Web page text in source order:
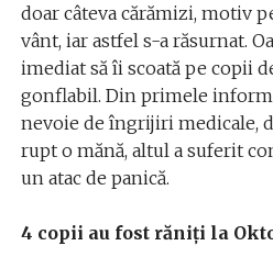
doar câteva cărămizi, motiv
vânt, iar astfel s-a răsurnat.
imediat să îi scoată pe copii
gonflabil. Din primele
nevoie de îngrijiri medicale,
rupt o mănă, altul a suferit
un atac de panică.
4 copii au fost răniți la